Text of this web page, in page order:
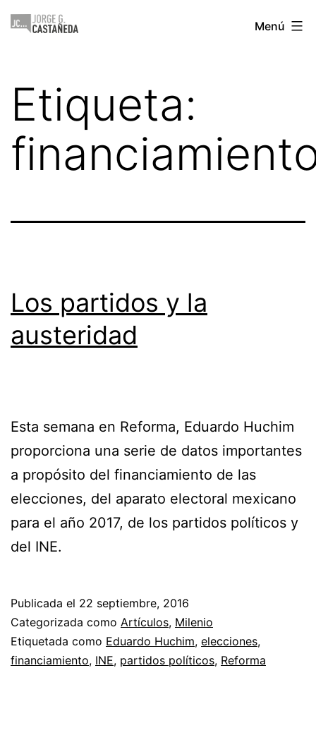
Saltar
Jorge
Menú
Etiqueta:
Los partidos y la
austeridad
Esta semana en Reforma, Eduardo Huchim
proporciona una serie de datos importantes
a propósito del financiamiento de las
elecciones, del aparato electoral mexicano
para el año 2017, de los partidos políticos y
del INE.
Publicada el 22 septiembre, 2016
Categorizada como Artículos, Milenio
Etiquetada como Eduardo Huchim, elecciones,
financiamiento, INE, partidos políticos, Reforma